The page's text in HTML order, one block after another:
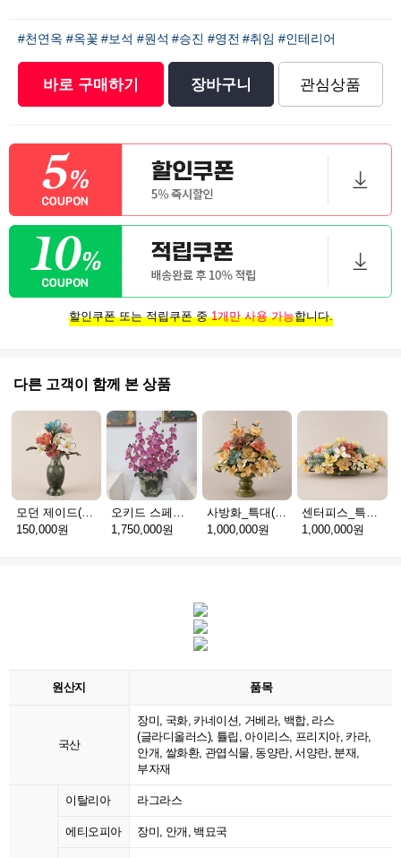
#천연옥 #옥꽃 #보석 #원석 #승진 #영전 #취임 #인테리어
바로 구매하기 장바구니 관심상품
할인쿠폰 또는 적립쿠폰 중1개만 사용 가능합니다.
다른 고객이 함께 본 상품
모던 제이드(천연옥꽃_택배)
150,000원
오키드 스페셜(천연옥꽃_택배)
1,750,000원
사방화_특대(천연옥꽃_택배)
1,000,000원
센터피스_특대(천연옥꽃_택배)
1,000,000원
원산지 품목
국산
장미, 국화, 카네이션, 거베라, 백합, 라스
(글라디올러스), 튤립, 아이리스, 프리지아, 카라,
안개, 쌀화환, 관엽식물, 동양란, 서양란, 분재,
부자재
이탈리아 라그라스
에티오피아 장미, 안개, 백묘국